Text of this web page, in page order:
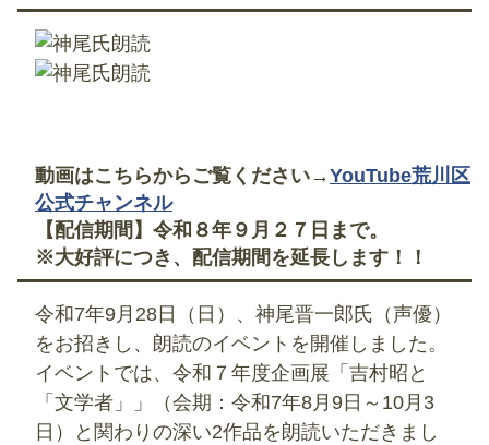
動画はこちらからご覧ください→YouTube荒川区
公式チャンネル
【配信期間】令和８年９月２７日まで。
※大好評につき、配信期間を延長します！！
令和7年9月28日（日）、神尾晋一郎氏（声優）
をお招きし、朗読のイベントを開催しました。
イベントでは、令和７年度企画展「吉村昭と
「文学者」」（会期：令和7年8月9日～10月3
日）と関わりの深い2作品を朗読いただきまし